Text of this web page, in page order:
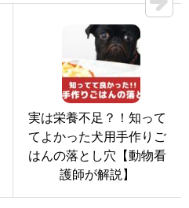
実は栄養不足？！知って
てよかった犬用手作りご
はんの落とし穴【動物看
護師が解説】